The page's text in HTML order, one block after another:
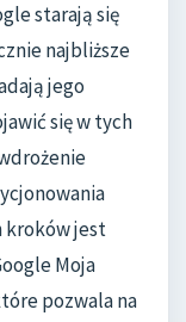
starają się
najbliższe
jego
się w tych
kroków jest
Moja
pozwala na